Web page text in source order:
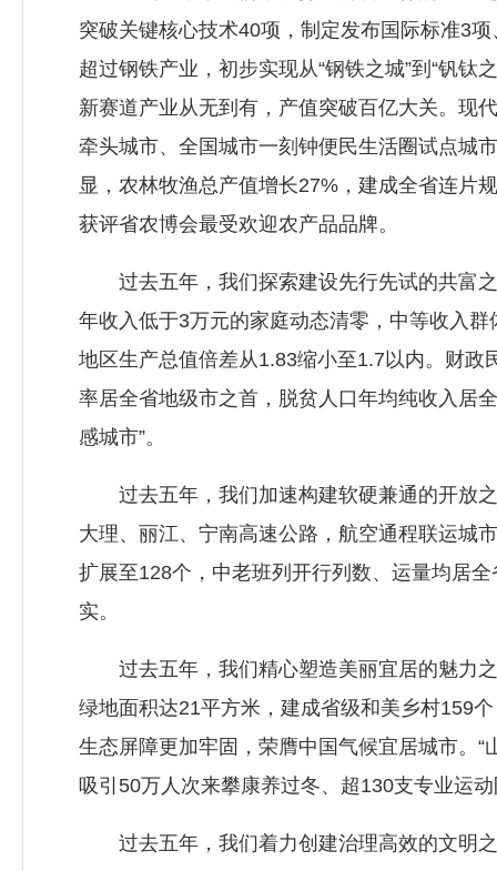
突破关键核心技术40项，制定发布国际标准3
超过钢铁产业，初步实现从“钢铁之城”到“钒
新赛道产业从无到有，产值突破百亿大关。现
牵头城市、全国城市一刻钟便民生活圈试点城
显，农林牧渔总产值增长27%，建成全省连片
获评省农博会最受欢迎农产品品牌。
过去五年，我们探索建设先行先试的共富之
年收入低于3万元的家庭动态清零，中等收入
地区生产总值倍差从1.83缩小至1.7以内。财
率居全省地级市之首，脱贫人口年均纯收入居
感城市”。
过去五年，我们加速构建软硬兼通的开放之
大理、丽江、宁南高速公路，航空通程联运城
扩展至128个，中老班列开行列数、运量均居
实。
过去五年，我们精心塑造美丽宜居的魅力之
绿地面积达21平方米，建成省级和美乡村159
生态屏障更加牢固，荣膺中国气候宜居城市。
吸引50万人次来攀康养过冬、超130支专业运
过去五年，我们着力创建治理高效的文明之